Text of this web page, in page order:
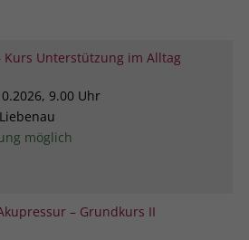
Kurs Unterstützung im Alltag
9.00 Uhr
möglich
– Grundkurs II